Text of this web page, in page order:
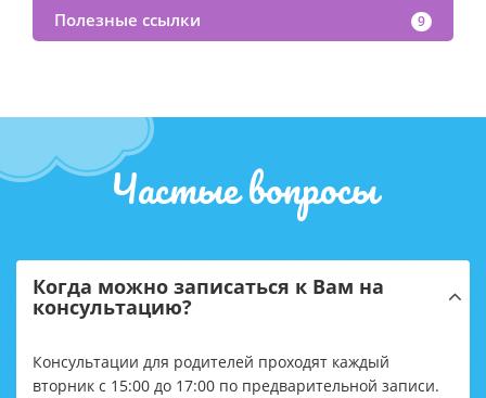
Полезные ссылки 9
Частые вопросы
Когда можно записаться к Вам на
консультацию?
Консультации для родителей проходят каждый
вторник с 15:00 до 17:00 по предварительной записи.